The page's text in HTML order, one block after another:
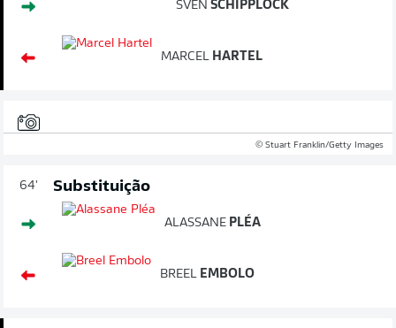
SVEN SCHIPPLOCK
MARCEL HARTEL
© Stuart Franklin/Getty Images
64' Substituição
ALASSANE PLÉA
BREEL EMBOLO